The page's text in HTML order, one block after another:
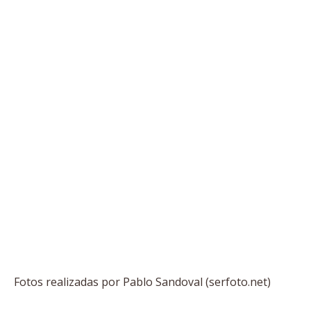
Fotos realizadas por Pablo Sandoval (serfoto.net)